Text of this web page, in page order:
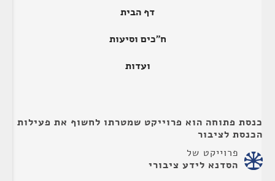
דף הבית
ח"כים וסיעות
ועדות
כנסת פתוחה הוא פרוייקט שמטרתו לחשוף את פעילות
הכנסת לציבור
פרוייקט של
הסדנא לידע ציבורי